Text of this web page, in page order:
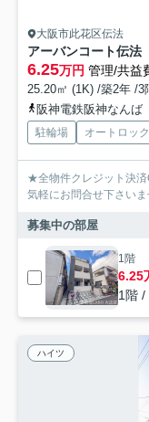
大阪市此花区伝法
アーバンコート伝法
6.25万円 管理/共益
25.20㎡ (1K) /築2年 /3
阪神電鉄阪神なんば
駐輪場 オートロック
★全物件クレジット決済
気軽にお問合せ下さい
募集中の部屋
1階
6.25
1階 /
ハイツ